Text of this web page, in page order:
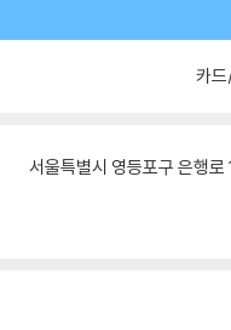
카
서울특별시 영등포구 은행